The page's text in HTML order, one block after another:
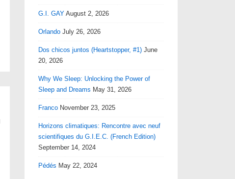
G.I. GAY August 2, 2026
Orlando July 26, 2026
Dos chicos juntos (Heartstopper, #1) June
20, 2026
Why We Sleep: Unlocking the Power of
Sleep and Dreams May 31, 2026
Franco November 23, 2025
Horizons climatiques: Rencontre avec neuf
scientifiques du G.I.E.C. (French Edition)
September 14, 2024
Pédés May 22, 2024